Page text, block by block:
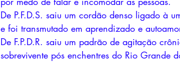
De P.F.D.S. saiu um cordão denso ligado à
e foi transmutado em aprendizado e
De F.P.D.R. saiu um padrão de agitação
sobrevivente pós enchentres do Rio Grande